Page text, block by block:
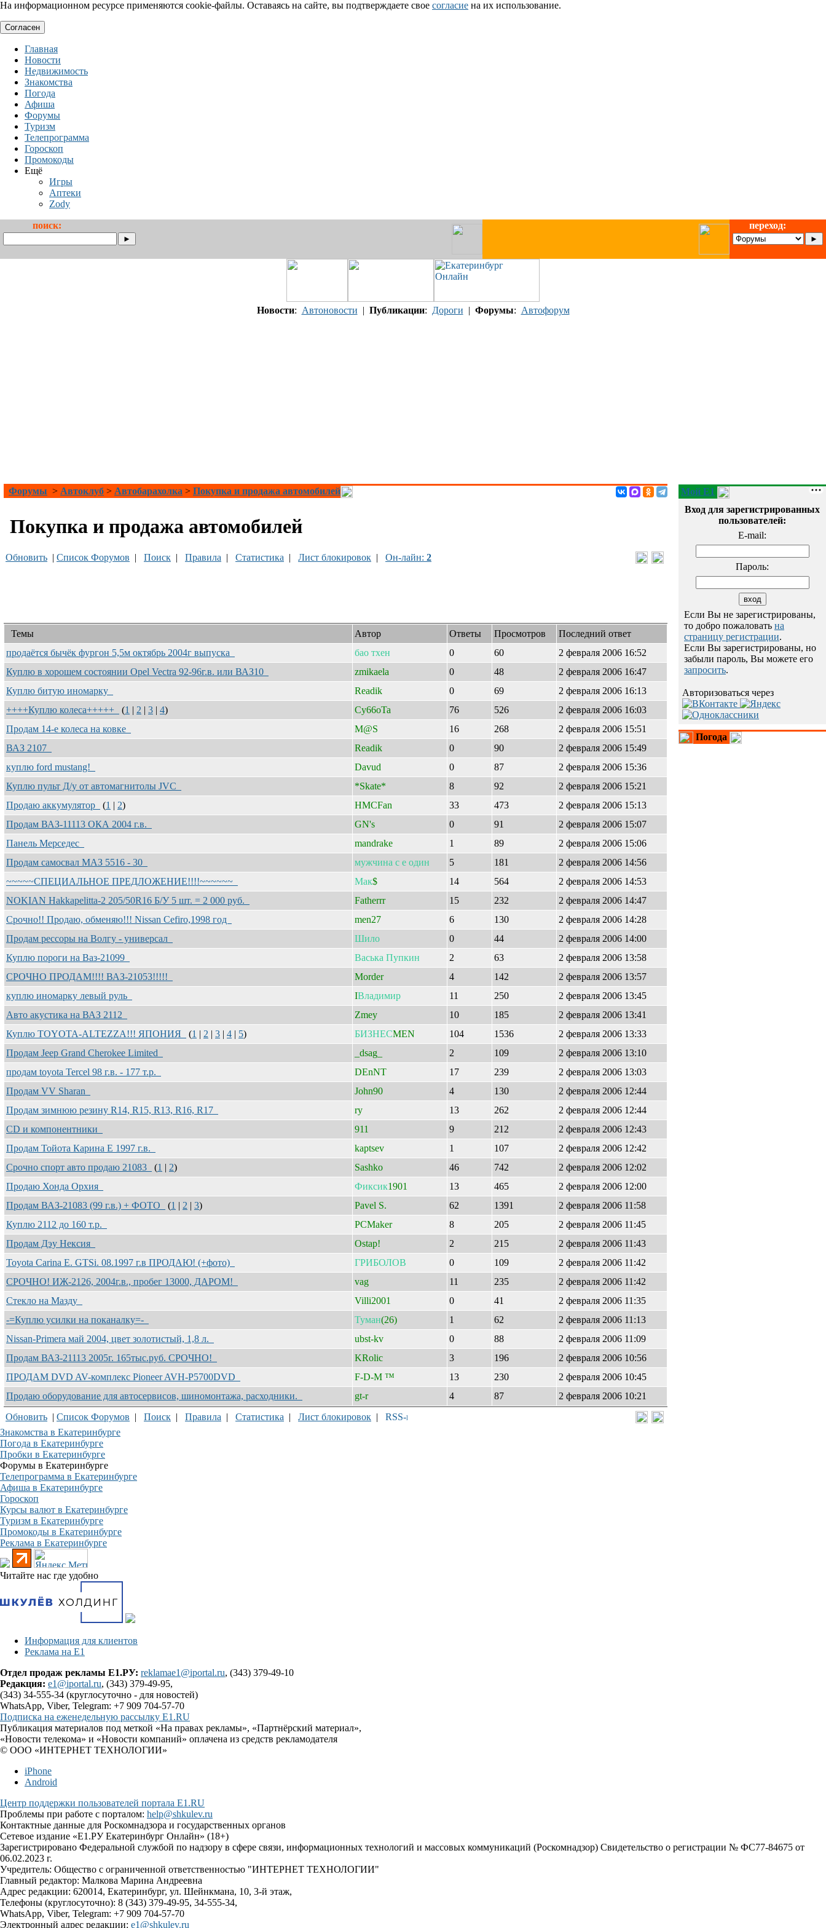
На информационном ресурсе применяются cookie-файлы. Оставаясь на сайте, вы подтверждаете свое согласие на их использование.
Согласен
Главная
Новости
Недвижимость
Знакомства
Погода
Афиша
Форумы
Туризм
Телепрограмма
Гороскоп
Промокоды
Ещё
Игры
Аптеки
Zody
поиск: переход:
Новости: Автоновости | Публикации: Дороги | Форумы: Автофорум
Форумы > Автоклуб > Автобарахолка > Покупка и продажа автомобилей
Покупка и продажа автомобилей
Обновить | Список Форумов | Поиск | Правила | Статистика | Лист блокировок | Он-лайн: 2
Темы Автор Ответы Просмотров
Последний ответ
продаётся бычёк фургон 5,5м октябрь 2004г выпуска
бао тхен 0 60
2 февраля 2006 16:52
Куплю в хорошем состоянии Opel Vectra 92-96г.в. или ВАЗ10
zmikaela 0 48
2 февраля 2006 16:47
Куплю битую иномарку
Readik 0 69
2 февраля 2006 16:13
++++Куплю колеса+++++
(1 | 2 | 3 | 4) Cy66oTa 76 526
2 февраля 2006 16:03
Продам 14-е колеса на ковке
M@S 16 268
2 февраля 2006 15:51
ВАЗ 2107
Readik 0 90
2 февраля 2006 15:49
куплю ford mustang!
Davud 0 87
2 февраля 2006 15:36
Куплю пульт Д/у от автомагнитолы JVC
*Skate* 8 92
2 февраля 2006 15:21
Продаю аккумулятор
(1 | 2) HMCFan 33 473
2 февраля 2006 15:13
Продам ВАЗ-11113 ОКА 2004 г.в.
GN's 0 91
2 февраля 2006 15:07
Панель Мерседес
mandrake 1 89
2 февраля 2006 15:06
Продам самосвал МАЗ 5516 - 30
мужчина с е один 5 181
2 февраля 2006 14:56
~~~~~СПЕЦИАЛЬНОЕ ПРЕДЛОЖЕНИЕ!!!!~~~~~~
Мак$ 14 564
2 февраля 2006 14:53
NOKIAN Hakkapelitta-2 205/50R16 Б/У 5 шт. = 2 000 руб.
Fatherrr 15 232
2 февраля 2006 14:47
Срочно!! Продаю, обменяю!!! Nissan Cefiro,1998 год
men27 6 130
2 февраля 2006 14:28
Продам рессоры на Волгу - универсал
Шило 0 44
2 февраля 2006 14:00
Куплю пороги на Ваз-21099
Васька Пупкин 2 63
2 февраля 2006 13:58
СРОЧНО ПРОДАМ!!!! ВАЗ-21053!!!!!
Morder 4 142
2 февраля 2006 13:57
куплю иномарку левый руль
IВладимир 11 250
2 февраля 2006 13:45
Авто акустика на ВАЗ 2112
Zmey 10 185
2 февраля 2006 13:41
Куплю TOYOTA-ALTEZZA!!! ЯПОНИЯ
(1 | 2 | 3 | 4 | 5) БИЗНЕСMEN 104 1536
2 февраля 2006 13:33
Продам Jeep Grand Cherokee Limited
_dsag_ 2 109
2 февраля 2006 13:10
продам toyota Tercel 98 г.в. - 177 т.р.
DEnNT 17 239
2 февраля 2006 13:03
Продам VV Sharan
John90 4 130
2 февраля 2006 12:44
Продам зимнюю резину R14, R15, R13, R16, R17
ry 13 262
2 февраля 2006 12:44
CD и компонентники
911 9 212
2 февраля 2006 12:43
Продам Тойота Карина Е 1997 г.в.
kaptsev 1 107
2 февраля 2006 12:42
Срочно спорт авто продаю 21083
(1 | 2) Sashko 46 742
2 февраля 2006 12:02
Продаю Хонда Орхия
Фиксик1901 13 465
2 февраля 2006 12:00
Продам ВАЗ-21083 (99 г.в.) + ФОТО
(1 | 2 | 3) Pavel S. 62 1391
2 февраля 2006 11:58
Куплю 2112 до 160 т.р.
PCMaker 8 205
2 февраля 2006 11:45
Продам Дэу Нексия
Ostap! 2 215
2 февраля 2006 11:43
Toyota Carina E. GTSi. 08.1997 г.в ПРОДАЮ! (+фото)
ГРИБОЛОВ 0 109
2 февраля 2006 11:42
СРОЧНО! ИЖ-2126, 2004г.в., пробег 13000, ДАРОМ!
vag 11 235
2 февраля 2006 11:42
Стекло на Мазду
Villi2001 0 41
2 февраля 2006 11:35
-=Куплю усилки на поканалку=-
Туман(26) 1 62
2 февраля 2006 11:13
Nissan-Primera май 2004, цвет золотистый, 1,8 л.
ubst-kv 0 88
2 февраля 2006 11:09
Продам ВАЗ-21113 2005г. 165тыс.руб. СРОЧНО!
KRolic 3 196
2 февраля 2006 10:56
ПРОДАМ DVD AV-комплекс Pioneer AVH-P5700DVD
F-D-M ™ 13 230
2 февраля 2006 10:45
Продаю оборудование для автосервисов, шиномонтажа, расходники.
gt-r 4 87
2 февраля 2006 10:21
Обновить | Список Форумов | Поиск | Правила | Статистика | Лист блокировок |
Мой E1
Вход для зарегистрированных
пользователей:
E-mail:
Пароль:
Если Вы не зарегистрированы,
то добро пожаловать на
страницу регистрации.
Если Вы зарегистрированы, но
забыли пароль, Вы можете его
запросить.
Авторизоваться через
Погода
Знакомства в Екатеринбурге
Погода в Екатеринбурге
Пробки в Екатеринбурге
Форумы в Екатеринбурге
Телепрограмма в Екатеринбурге
Афиша в Екатеринбурге
Гороскоп
Курсы валют в Екатеринбурге
Туризм в Екатеринбурге
Промокоды в Екатеринбурге
Реклама в Екатеринбурге
Читайте нас где удобно
Информация для клиентов
Реклама на Е1
Отдел продаж рекламы Е1.РУ: reklamae1@iportal.ru, (343) 379-49-10
Редакция: e1@iportal.ru, (343) 379-49-95,
(343) 34-555-34 (круглосуточно - для новостей)
WhatsApp, Viber, Telegram: +7 909 704-57-70
Подписка на еженедельную рассылку E1.RU
Публикация материалов под меткой «На правах рекламы», «Партнёрский материал»,
«Новости телекома» и «Новости компаний» оплачена из средств рекламодателя
© ООО «ИНТЕРНЕТ ТЕХНОЛОГИИ»
iPhone
Android
Центр поддержки пользователей портала E1.RU
Проблемы при работе с порталом: help@shkulev.ru
Контактные данные для Роскомнадзора и государственных органов
Сетевое издание «Е1.РУ Екатеринбург Онлайн» (18+)
Зарегистрировано Федеральной службой по надзору в сфере связи, информационных технологий и массовых коммуникаций (Роскомнадзор) Свидетельство о регистрации № ФС77-84675 от
06.02.2023 г.
Учредитель: Общество с ограниченной ответственностью "ИНТЕРНЕТ ТЕХНОЛОГИИ"
Главный редактор: Малкова Марина Андреевна
Адрес редакции: 620014, Екатеринбург, ул. Шейнкмана, 10, 3-й этаж,
Телефоны (круглосуточно): 8 (343) 379-49-95, 34-555-34,
WhatsApp, Viber, Telegram: +7 909 704-57-70
Электронный адрес редакции: e1@shkulev.ru